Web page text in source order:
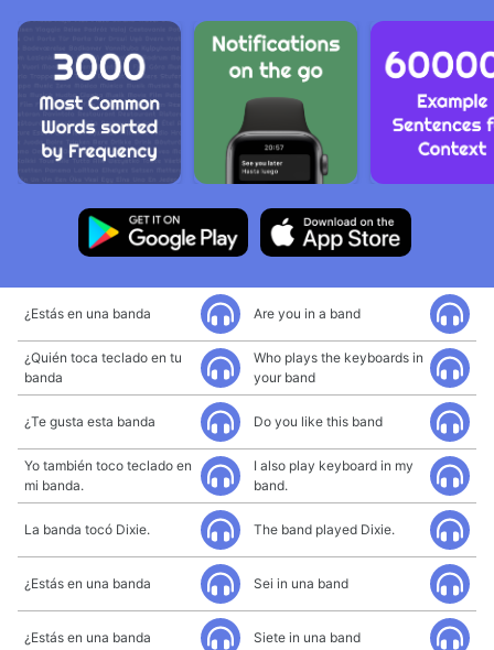
¿Estás en una banda Are you in a band
¿Quién toca teclado en tu
banda
Who plays the keyboards in
your band
¿Te gusta esta banda Do you like this band
Yo también toco teclado en
mi banda.
I also play keyboard in my
band.
La banda tocó Dixie. The band played Dixie.
¿Estás en una banda Sei in una band
¿Estás en una banda Siete in una band